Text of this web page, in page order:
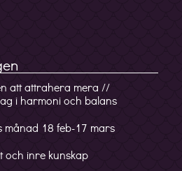
att attrahera mera //
i harmoni och balans
månad 18 feb-17 mars
och inre kunskap